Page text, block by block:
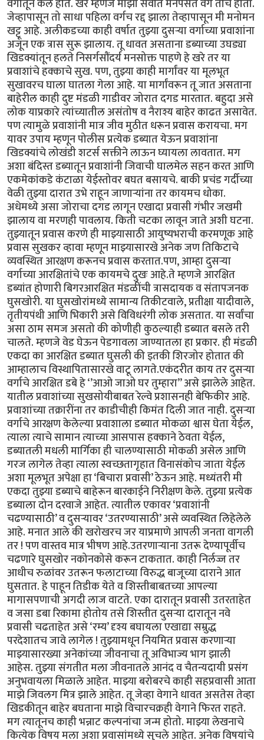
वर्गातून केले होते. खरं म्हणजे माझा सर्वात मनपसंत वर्ग तोच होता.
जेव्हापासून तो साधा पहिला वर्गच रद्द झाला तेव्हापासून मी मनोमन
खट्टू आहे. अलीकडच्या काही वर्षात तुझ्या दुसऱ्या वर्गाच्या प्रवाशांना
अजून एक त्रास सुरू झालाय. तू धावत असताना डब्याच्या उघड्या
खिडक्यांतून हलते निसर्गसौंदर्य मनसोक्त पाहणे हे खरे तर या
प्रवाशांचे हक्काचे सुख. पण, तुझ्या काही मार्गांवर या मूलभूत
सुखावरच घाला घातला गेला आहे. या मार्गांवरून तू जात असताना
बाहेरील काही दुष्ट मंडळी गाडीवर जोरात दगड मारतात. बहुदा असे
लोक याप्रकारे त्यांच्यातील असंतोष व नैराश्य बाहेर काढत असावेत.
पण त्यामुळे प्रवाशांनी मात्र जीव मुठीत धरून प्रवास करायचा. मग
यावर उपाय म्हणून पोलीस प्रत्येक डब्यात येऊन प्रवाशांना
खिडक्यांचे लोखंडी शटर्स सक्तीने लाऊन घ्यायला लावतात. मग
अशा बंदिस्त डब्यातून प्रवाशांनी जिवाची घालमेल सहन करत आणि
एकमेकांकडे कंटाळा येईस्तोवर बघत बसायचे. बाकी प्रचंड गर्दीच्या
वेळी तुझ्या दारात उभे राहून जाणाऱ्यांना तर कायमच धोका.
अधेमध्ये असा जोराचा दगड लागून एखादा प्रवासी गंभीर जखमी
झालाय वा मरणही पावलाय. किती चटका लावून जाते अशी घटना.
तुझ्यातून प्रवास करणे ही माझ्यासाठी आयुष्यभराची करमणूक आहे
प्रवास सुखकर व्हावा म्हणून माझ्यासारखे अनेक जण तिकिटाचे
व्यवस्थित आरक्षण करूनच प्रवास करतात.पण, आम्हा दुसऱ्या
वर्गाच्या आरक्षितांचे एक कायमचे दुखः आहे.ते म्हणजे आरक्षित
डब्यांत होणारी बिगरआरक्षित मंडळींची त्रासदायक व संतापजनक
घुसखोरी. या घुसखोरांमध्ये सामान्य तिकीटवाले, प्रतीक्षा यादीवाले,
तृतीयपंथी आणि भिकारी असे विविधरंगी लोक असतात. या सर्वांचा
असा ठाम समज असतो की कोणीही कुठल्याही डब्यात बसले तरी
चालते. म्हणजे वेड घेऊन पेडगावला जाण्यातला हा प्रकार. ही मंडळी
एकदा का आरक्षित डब्यात घुसली की इतकी शिरजोर होतात की
आम्हालाच विस्थापितासारखे वाटू लागते.एकंदरीत काय तर दुसऱ्या
वर्गाचे आरक्षित डबे हे ‘’आओ जाओ घर तुम्हारा’’ असे झालेले आहेत.
यातील प्रवाशांच्या सुखसोयीबाबत रेल्वे प्रशासनही बेफिकीर आहे.
प्रवाशांच्या तक्रारींना तर काडीचीही किमंत दिली जात नाही. दुसऱ्या
वर्गाचे आरक्षण केलेल्या प्रवाशाला डब्यात मोकळा श्वास घेता येईल,
त्याला त्याचे सामान त्याच्या आसपास हक्काने ठेवता येईल,
डब्यातली मधली मार्गिका ही चालण्यासाठी मोकळी असेल आणि
गरज लागेल तेव्हा त्याला स्वच्छतागृहात विनासंकोच जाता येईल
अशा मूलभूत अपेक्षा हा ‘बिचारा प्रवासी’ ठेऊन आहे. मध्यंतरी मी
एकदा तुझ्या डब्याचे बाहेरून बारकाईने निरीक्षण केले. तुझ्या प्रत्येक
डब्याला दोन दरवाजे आहेत. त्यातील एकावर ‘प्रवाशांनी
चढण्यासाठी’ व दुसऱ्यावर ‘उतरण्यासाठी’ असे व्यवस्थित लिहेलेले
आहे. मनात आले की खरोखरच जर याप्रमाणे आपली जनता वागली
तर ! पण वास्तव मात्र भीषण आहे.उतरणाऱ्याना उतरू देण्यापूर्वीच
चढणारे घुसखोर नकोनकोसे करून टाकतात. काही निर्लज्ज तर
आधीच रुळांवर उतरून फलाटाच्या विरुद्ध बाजूच्या दाराने आत
घुसतात. हे पाहून तिडीक येते व शिस्तीबाबतच्या आपल्या
मागासपणाची अगदी लाज वाटते. एका दारातून प्रवासी उतरताहेत
व जसा डबा रिकामा होतोय तसे शिस्तीत दुसऱ्या दारातून नवे
प्रवासी चढताहेत असे ‘रम्य’ दृश्य बघायला एखाद्या सम्रुद्ध
परदेशातच जावे लागेल ! तुझ्यामधून नियमित प्रवास करणाऱ्या
माझ्यासारख्या अनेकांच्या जीवनाचा तू अविभाज्य भाग झाली
आहेस. तुझ्या संगतीत मला जीवनातले आनंद व चैतन्यदायी प्रसंग
अनुभवायला मिळाले आहेत. माझ्या बरोबरचे काही सहप्रवासी आता
माझे जिवलग मित्र झाले आहेत. तू जेव्हा वेगाने धावत असतेस तेव्हा
खिडकीतून बाहेर बघताना माझे विचारचक्रही वेगाने फिरत राहते.
मग त्यातूनच काही भन्नाट कल्पनांचा जन्म होतो. माझ्या लेखनाचे
कित्येक विषय मला अशा प्रवासांमध्ये सुचले आहेत. अनेक विषयांचे